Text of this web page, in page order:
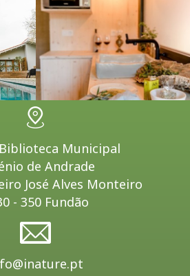
Municipal
de Andrade
José Alves Monteiro
- 350 Fundão